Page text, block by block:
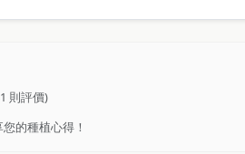
則評價)
的種植心得！